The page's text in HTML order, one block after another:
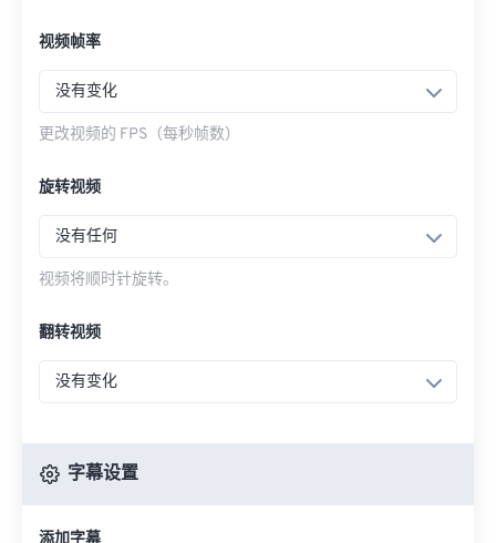
视频帧率
没有变化
更改视频的 FPS（每秒帧数）
旋转视频
没有任何
视频将顺时针旋转。
翻转视频
没有变化
字幕设置
添加字幕